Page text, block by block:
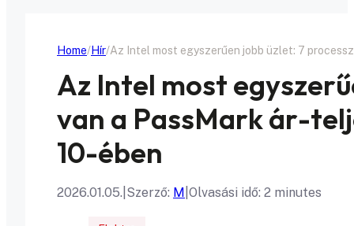
Home Hír Az Intel most egyszerűen jobb üzlet: 7
Az Intel most
van a PassMark ár-
10-ében
2026.01.05. Szerző: M Olvasási idő: 2 minutes